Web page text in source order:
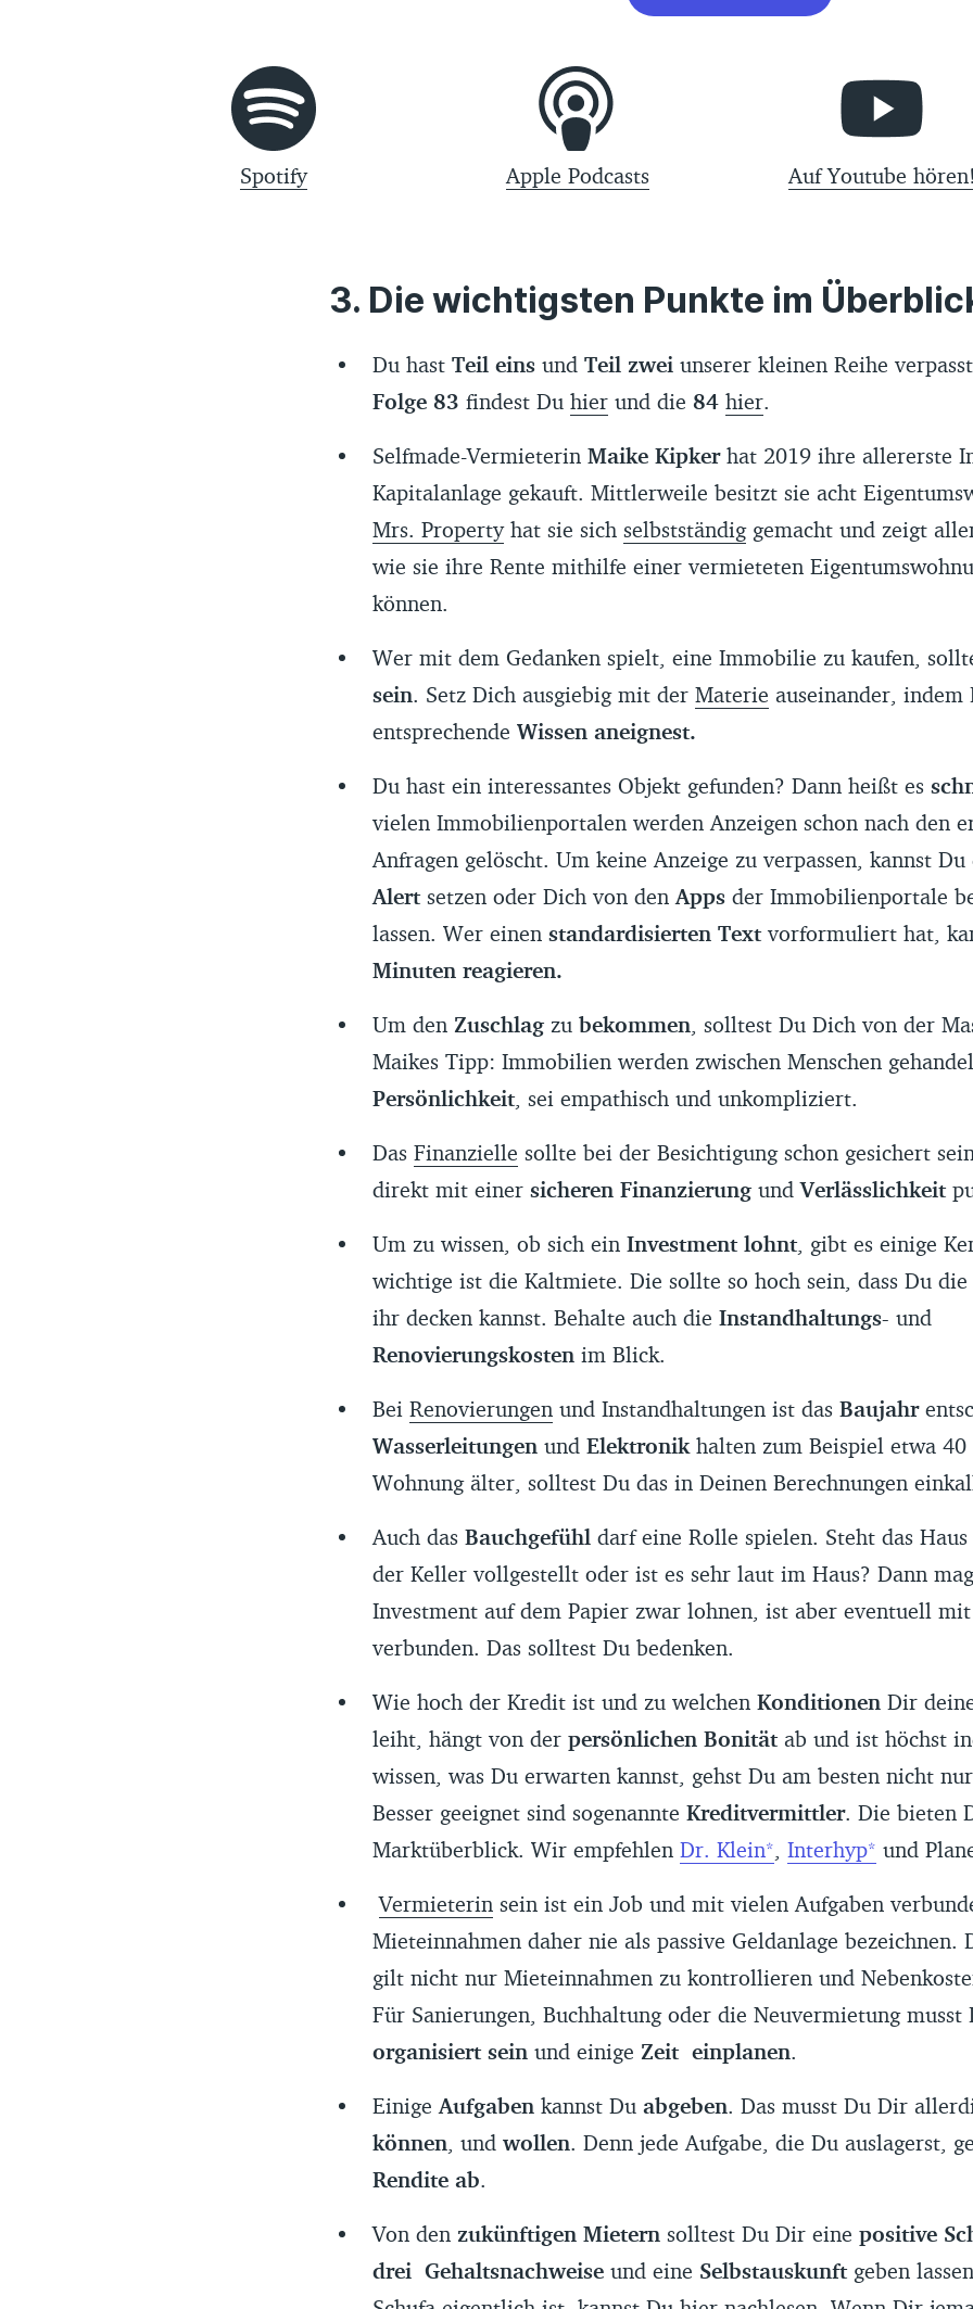
Spotify Apple Podcasts Auf Youtube
Die wichtigsten Punkte im
Du hast Teil einsund Teil zweiunserer kleinen Reihe
Folge 83 findest Du hierund die 84 hier.
Selfmade-VermieterinMaike Kipkerhat 2019 ihre allererste
Kapitalanlage gekauft. Mittlerweile besitzt sie acht
Mrs. Propertyhat sie sich selbstständiggemacht und zeigt
wie sie ihre Rente mithilfe einer vermieteten
können.
Wer mit dem Gedanken spielt, eine Immobilie zu kaufen,
sein. Setz Dich ausgiebig mit der Materie auseinander, indem
entsprechende Wissen aneignest.
Du hast ein interessantes Objekt gefunden? Dann heißt es
vielen Immobilienportalen werden Anzeigen schon nach den
Anfragen gelöscht. Um keine Anzeige zu verpassen, kannst
Alertsetzen oder Dich von denAppsder Immobilienportale
lassen. Wer einen standardisierten Textvorformuliert hat,
Minuten reagieren.
Um den Zuschlagzu bekommen, solltest Du Dich von der
Maikes Tipp: Immobilien werden zwischen Menschen
Persönlichkeit, sei empathisch und unkompliziert.
Das Finanzielle sollte bei der Besichtigung schon gesichert
direkt mit einer sicheren FinanzierungundVerlässlichkeit
Um zu wissen, ob sich ein Investment lohnt, gibt es einige
wichtige ist die Kaltmiete. Die sollte so hoch sein, dass Du die
ihr decken kannst. Behalte auch die Instandhaltungs- und
Renovierungskostenim Blick.
Bei Renovierungenund Instandhaltungen ist das Baujahr
Wasserleitungenund Elektronikhalten zum Beispiel etwa 40
Wohnung älter, solltest Du das in Deinen Berechnungen
Auch das Bauchgefühldarf eine Rolle spielen. Steht das
der Keller vollgestellt oder ist es sehr laut im Haus? Dann
Investment auf dem Papier zwar lohnen, ist aber eventuell
verbunden. Das solltest Du bedenken.
Wie hoch der Kredit ist und zu welchen KonditionenDir
leiht, hängt von der persönlichen Bonitätab und ist höchst
wissen, was Du erwarten kannst, gehst Du am besten nicht
Besser geeignet sind sogenannte Kreditvermittler. Die bieten
Marktüberblick. Wir empfehlen Dr. Klein , Interhyp und
Vermieterinsein ist ein Job und mit vielen Aufgaben
Mieteinnahmen daher nie als passive Geldanlage bezeichnen.
gilt nicht nur Mieteinnahmen zu kontrollieren und
Für Sanierungen, Buchhaltung oder die Neuvermietung musst
organisiert seinund einige Zeit einplanen.
EinigeAufgabenkannst Du abgeben. Das musst Du Dir
können, und wollen. Denn jede Aufgabe, die Du auslagerst,
Rendite ab.
Von den zukünftigen Mieternsolltest Du Dir eine positive
drei Gehaltsnachweiseund eine Selbstauskunftgeben